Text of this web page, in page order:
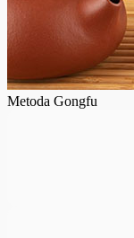
Metoda Gongfu